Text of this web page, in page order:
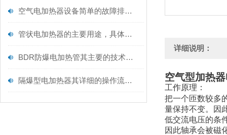
空气电加热器设备简单的故障排除方法
管状电加热器的主要用途，具体如下！
BDR防爆电加热管其主要的技术特点如下
隔爆型电加热器其详细的操作流程如下
详细说明：
空气型加热
工作原理：
把一个匝数较多
量保持不变。因
低交流电压的条
因此轴承会被磁